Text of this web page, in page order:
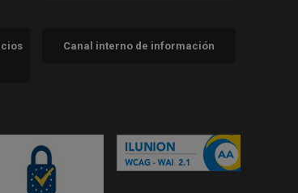
Canal interno de información